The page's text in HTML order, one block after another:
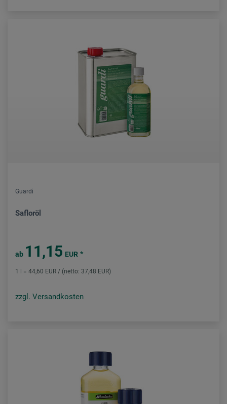
Guardi
Safloröl
ab 11,15 EUR *
1 l = 44,60 EUR / (netto: 37,48 EUR)
zzgl. Versandkosten